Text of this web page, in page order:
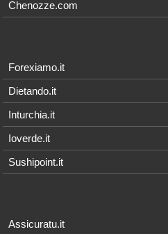
Chenozze.com
Forexiamo.it
Dietando.it
Inturchia.it
Ioverde.it
Sushipoint.it
Assicuratu.it